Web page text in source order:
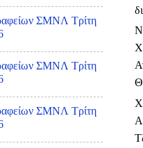
ΣΜΝΛ Τρίτη
ΣΜΝΛ Τρίτη
ΣΜΝΛ Τρίτη